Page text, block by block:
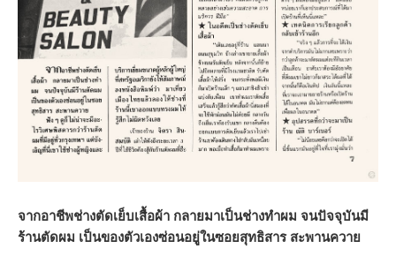
จากอาชีพช่างตัดเย็บเสื้อผ้า กลายมาเป็นช่างทำผม จนปัจจุบันมี
ร้านตัดผม เป็นของตัวเองซ่อนอยู่ในซอยสุทธิสาร สะพานควาย